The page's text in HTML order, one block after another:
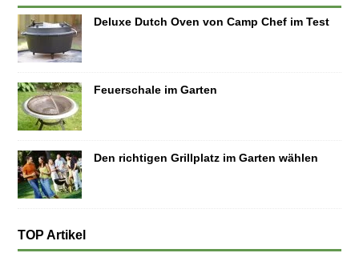
Deluxe Dutch Oven von Camp Chef im Test
Feuerschale im Garten
Den richtigen Grillplatz im Garten wählen
TOP Artikel